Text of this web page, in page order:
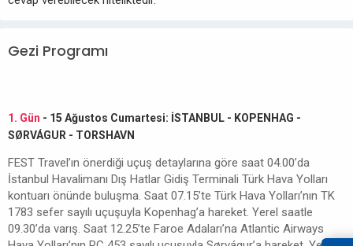
Gezi Programı
1. Gün - 15 Ağustos Cumartesi: İSTANBUL - KOPENHAG -
SØRVÁGUR - TORSHAVN
FEST Travel’ın önerdiği uçuş detaylarına göre saat 04.00’da
İstanbul Havalimanı Dış Hatlar Gidiş Terminali Türk Hava Yolları
kontuarı önünde buluşma. Saat 07.15’te Türk Hava Yolları’nın TK
1783 sefer sayılı uçuşuyla Kopenhag’a hareket. Yerel saatle
09.30’da varış. Saat 12.25’te Faroe Adaları’na Atlantic Airways